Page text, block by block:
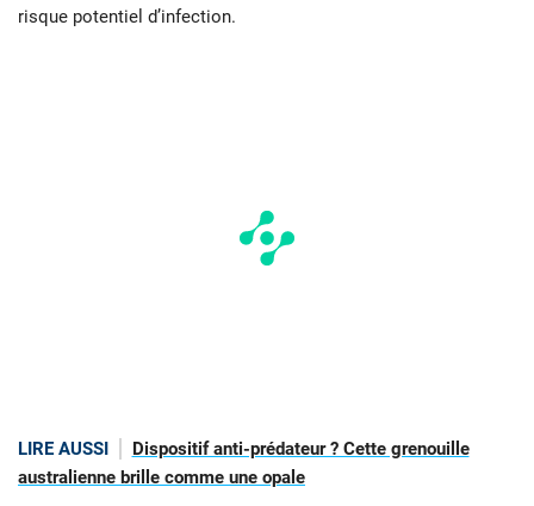
risque potentiel d’infection.
LIRE AUSSI
Dispositif anti-prédateur ? Cette grenouille
australienne brille comme une opale